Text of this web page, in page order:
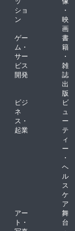
ショ
ン
・
映
画
ゲー
ム・
サー
ビス
開発
書
籍
・
雑
誌
出
版
ビジ
ネ
ス・
起業
ビ
ュ
ー
テ
ィ
ー
・
ヘ
ル
ス
ケ
ア
アー
ト・
舞
台